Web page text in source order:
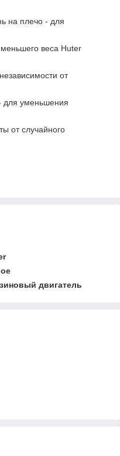
на плечо - для
веса Huter
от
для уменьшения
от случайного
двигатель